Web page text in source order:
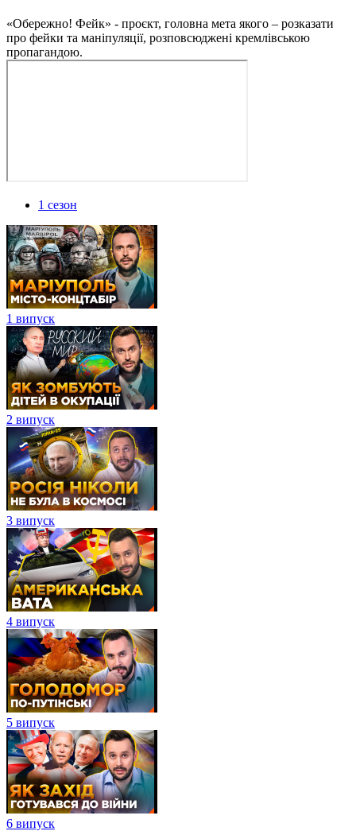
«Обережно! Фейк» - проєкт, головна мета якого – розказати
про фейки та маніпуляції, розповсюджені кремлівською
пропагандою.
1 сезон
1 випуск
2 випуск
3 випуск
4 випуск
5 випуск
6 випуск